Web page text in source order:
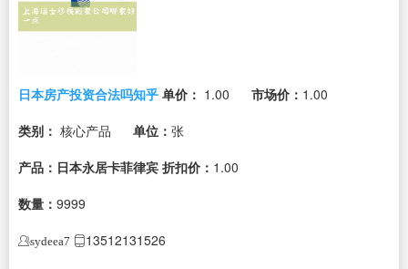
日本房产投资合法吗知乎 单价： 1.00 市场价： 1.00
类别： 核心产品 单位： 张
产品：日本永居卡菲律宾 折扣价： 1.00
数量： 9999
sydeea7 13512131526